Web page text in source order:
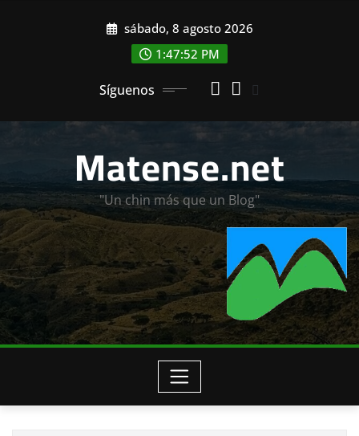
sábado, 8 agosto 2026
1:47:53 PM
Síguenos
Matense.net
"Un chin más que un Blog"